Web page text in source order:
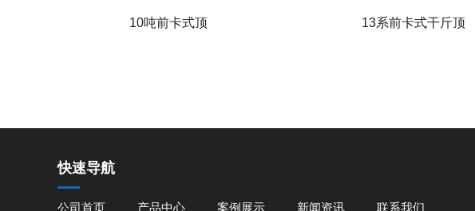
10吨前卡式顶 13系前卡式干斤顶
快速导航
公司首页 产品中心 案例展示 新闻资讯 联系我们